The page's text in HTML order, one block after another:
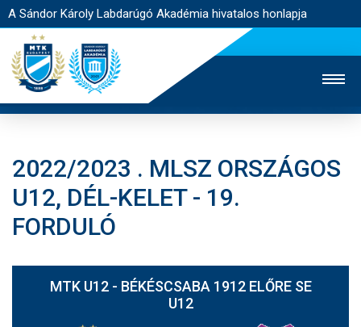
A Sándor Károly Labdarúgó Akadémia hivatalos honlapja
MTK TV FELNŐTT CSAPAT
JEGYÉRTÉKESÍTÉS
NYITÓLAP
2022/2023 . MLSZ ORSZÁGOS
U12, DÉL-KELET - 19.
FORDULÓ
MTK U12 - BÉKÉSCSABA 1912 ELŐRE SE
U12